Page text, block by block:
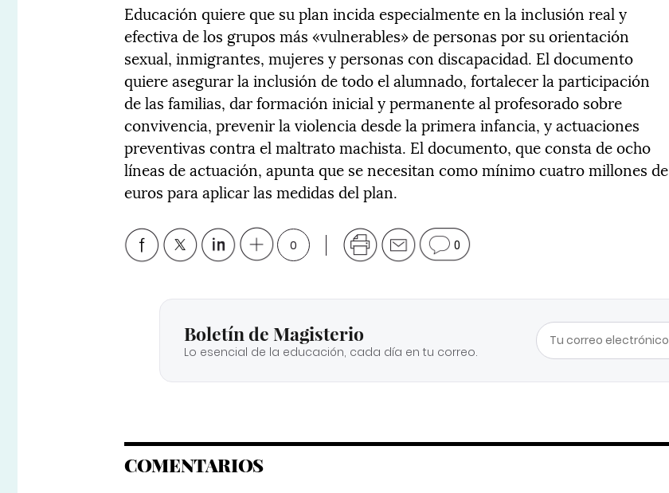
Educación quiere que su plan incida especialmente en la inclusión real y
efectiva de los grupos más «vulnerables» de personas por su orientación
sexual, inmigrantes, mujeres y personas con discapacidad. El documento
quiere asegurar la inclusión de todo el alumnado, fortalecer la participación
de las familias, dar formación inicial y permanente al profesorado sobre
convivencia, prevenir la violencia desde la primera infancia, y actuaciones
preventivas contra el maltrato machista. El documento, que consta de ocho
líneas de actuación, apunta que se necesitan como mínimo cuatro millones de
euros para aplicar las medidas del plan.
0 0
Boletín de Magisterio
Lo esencial de la educación, cada día en tu correo.
COMENTARIOS